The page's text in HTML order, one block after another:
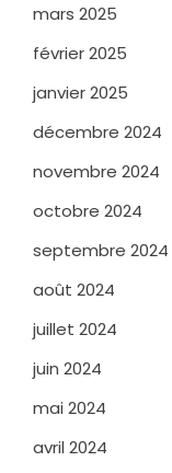
mars 2025
février 2025
janvier 2025
décembre 2024
novembre 2024
octobre 2024
septembre 2024
août 2024
juillet 2024
juin 2024
mai 2024
avril 2024